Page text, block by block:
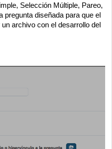
Selección Múltiple, Pareo,
pregunta diseñada para que el
archivo con el desarrollo del